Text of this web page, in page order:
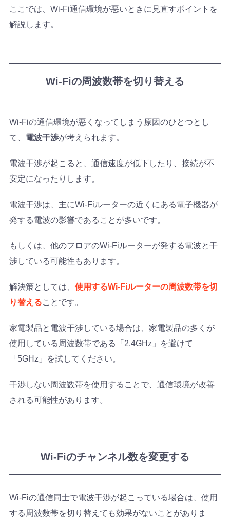
ここでは、Wi-Fi通信環境が悪いときに見直すポイントを
解説します。
Wi-Fiの周波数帯を切り替える
Wi-Fiの通信環境が悪くなってしまう原因のひとつとし
て、 電波干渉が考えられます。
電波干渉が起こると、通信速度が低下したり、接続が不
安定になったりします。
電波干渉は、主にWi-Fiルーターの近くにある電子機器が
発する電波の影響であることが多いです。
もしくは、他のフロアのWi-Fiルーターが発する電波と干
渉している可能性もあります。
解決策としては、 使用するWi-Fiルーターの周波数帯を切
り替えることです。
家電製品と電波干渉している場合は、家電製品の多くが
使用している周波数帯である「2.4GHz」を避けて
「5GHz」を試してください。
干渉しない周波数帯を使用することで、通信環境が改善
される可能性があります。
Wi-Fiのチャンネル数を変更する
Wi-Fiの通信同士で電波干渉が起こっている場合は、使用
する周波数帯を切り替えても効果がないことがありま